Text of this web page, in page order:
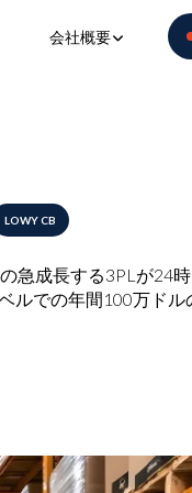
ョン（事例）
for Software
会社概要Show
LOWY CB
急成長する3PLが24
ルでの年間100万ド